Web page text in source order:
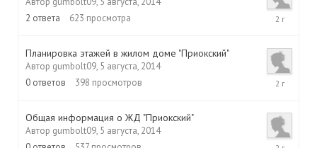
2 ответа 623 просмотра
17
Планировка этажей в жилом доме "Приокский"
Автор gumbolt09, 5 августа, 2014
0 ответов 398 просмотров
Общая информация о ЖД "Приокский"
Автор gumbolt09, 5 августа, 2014